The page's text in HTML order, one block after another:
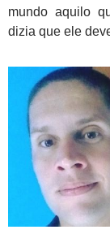
mundo aquilo
dizia que ele